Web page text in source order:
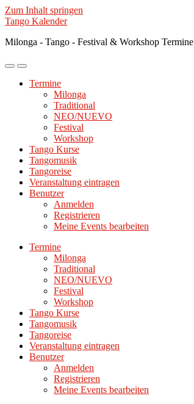
Zum Inhalt springen
Tango Kalender
Milonga - Tango - Festival & Workshop Termine
Mobile-
ein-/ausblenden
Suchfeld
ein-/ausblenden
Termine
Milonga
Traditional
NEO/NUEVO
Festival
Workshop
Tango Kurse
Tangomusik
Tangoreise
Veranstaltung eintragen
Benutzer
Anmelden
Registrieren
Meine Events bearbeiten
Termine
Milonga
Traditional
NEO/NUEVO
Festival
Workshop
Tango Kurse
Tangomusik
Tangoreise
Veranstaltung eintragen
Benutzer
Anmelden
Registrieren
Meine Events bearbeiten